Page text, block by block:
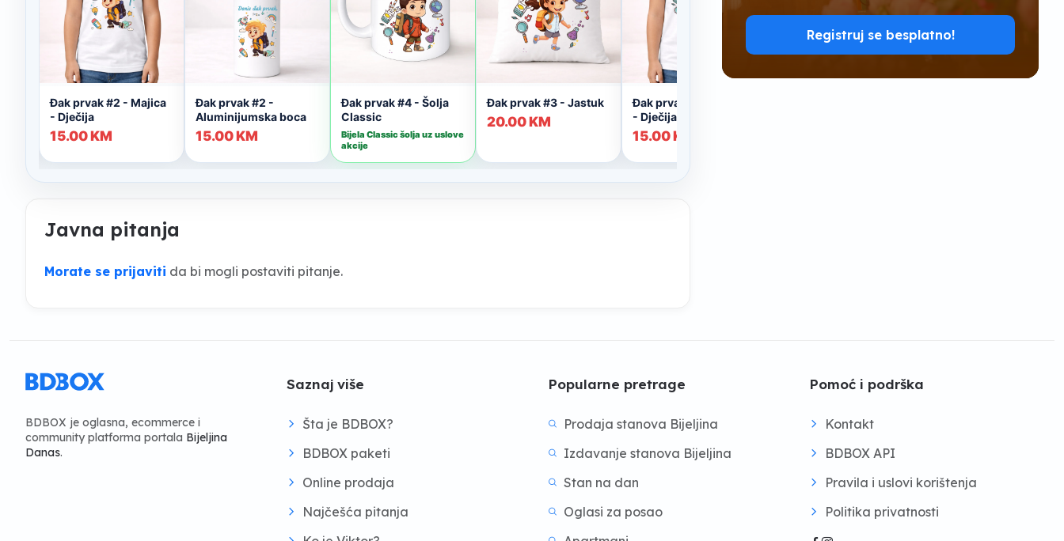
Javna pitanja
Morate se prijaviti da bi mogli postaviti pitanje.
Registruj se besplatno!
BDBOX je oglasna, ecommerce i
community platforma portala Bijeljina
Danas.
Saznaj više
Šta je BDBOX?
BDBOX paketi
Online prodaja
Najčešća pitanja
Popularne pretrage
Prodaja stanova Bijeljina
Izdavanje stanova Bijeljina
Stan na dan
Oglasi za posao
Pomoć i podrška
Kontakt
BDBOX API
Pravila i uslovi korištenja
Politika privatnosti